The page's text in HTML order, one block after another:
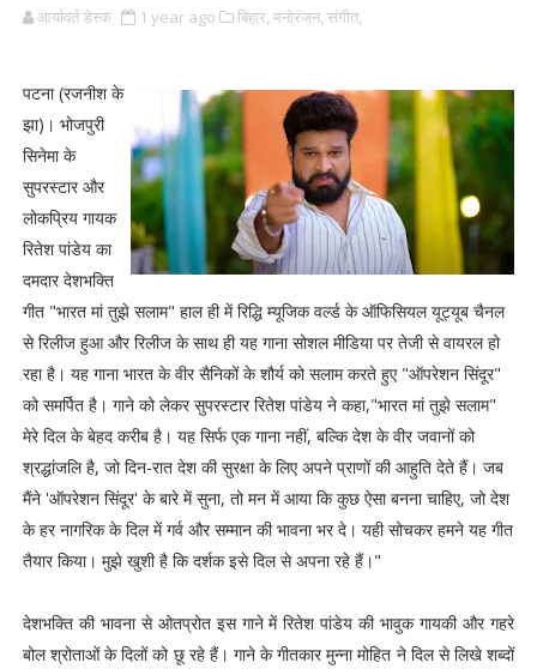
आर्यावर्त डेस्क 1 year ago बिहार, मनोरंजन, संगीत,
पटना (रजनीश के
झा)। भोजपुरी
सिनेमा के
सुपरस्टार और
लोकप्रिय गायक
रितेश पांडेय का
दमदार देशभक्ति
गीत "भारत मां तुझे सलाम" हाल ही में रिद्धि म्यूजिक वर्ल्ड के ऑफिसियल यूट्यूब चैनल
से रिलीज हुआ और रिलीज के साथ ही यह गाना सोशल मीडिया पर तेजी से वायरल हो
रहा है। यह गाना भारत के वीर सैनिकों के शौर्य को सलाम करते हुए "ऑपरेशन सिंदूर"
को समर्पित है। गाने को लेकर सुपरस्टार रितेश पांडेय ने कहा,"भारत मां तुझे सलाम"
मेरे दिल के बेहद करीब है। यह सिर्फ एक गाना नहीं, बल्कि देश के वीर जवानों को
श्रद्धांजलि है, जो दिन-रात देश की सुरक्षा के लिए अपने प्राणों की आहुति देते हैं। जब
मैंने 'ऑपरेशन सिंदूर' के बारे में सुना, तो मन में आया कि कुछ ऐसा बनना चाहिए, जो देश
के हर नागरिक के दिल में गर्व और सम्मान की भावना भर दे। यही सोचकर हमने यह गीत
तैयार किया। मुझे खुशी है कि दर्शक इसे दिल से अपना रहे हैं।"
देशभक्ति की भावना से ओतप्रोत इस गाने में रितेश पांडेय की भावुक गायकी और गहरे
बोल श्रोताओं के दिलों को छू रहे हैं। गाने के गीतकार मुन्ना मोहित ने दिल से लिखे शब्दों